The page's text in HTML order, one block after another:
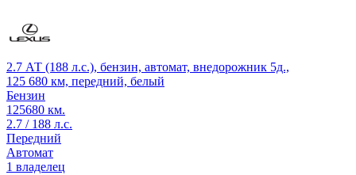
2.7 АТ (188 л.с.), бензин, автомат, внедорожник 5д.,
125 680 км, передний, белый
Бензин
125680 км.
2.7 / 188 л.с.
Передний
Автомат
1 владелец